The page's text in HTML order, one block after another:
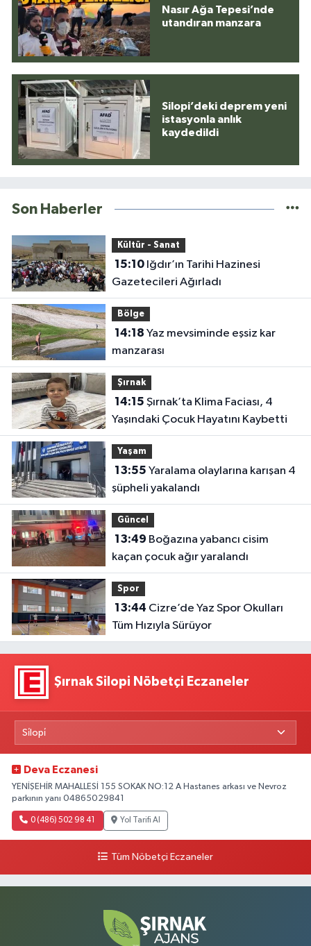
Nasır Ağa Tepesi’nde
utandıran manzara
Silopi’deki deprem yeni
istasyonla anlık
kaydedildi
Son Haberler
Kültür - Sanat
15:10Iğdır’ın Tarihi Hazinesi
Gazetecileri Ağırladı
Bölge
14:18
manzarası
Şırnak
14:15
Yaşındaki Çocuk Hayatını Kaybetti
Yaşam
13:55
şüpheli yakalandı
Güncel
13:49
kaçan çocuk ağır yaralandı
Spor
13:44
Tüm Hızıyla Sürüyor
Şırnak Silopi Nöbetçi Eczaneler
Deva Eczanesi
YENİŞEHİR MAHALLESİ 155 SOKAK NO:12 A Hastanes arkası ve Nevroz
parkının yanı 04865029841
0 (486) 502 98 41 Yol Tarifi Al
Tüm Nöbetçi Eczaneler